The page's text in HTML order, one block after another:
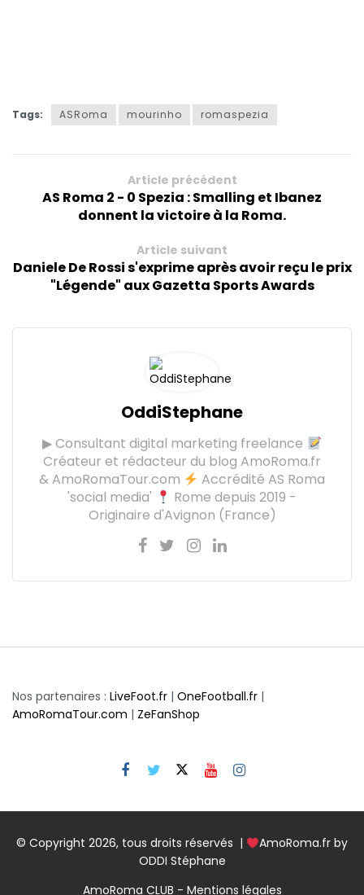
Tags: ASRoma mourinho romaspezia
Article précédent
AS Roma 2 - 0 Spezia : Smalling et Ibanez
donnent la victoire à la Roma.
Article suivant
Daniele De Rossi s'exprime après avoir reçu le prix
"Légende" aux Gazetta Sports Awards
OddiStephane
▶ Consultant digital marketing freelance
Créateur et rédacteur du blog AmoRoma.fr
& AmoRomaTour.com
Accrédité AS Roma
'social media'
Rome depuis 2019 -
Originaire d'Avignon (France)
Nos partenaires : LiveFoot.fr | OneFootball.fr |
AmoRomaTour.com | ZeFanShop
© Copyright 2026, tous droits réservés |
AmoRoma.fr by
ODDI Stéphane
AmoRoma CLUB - Mentions légales